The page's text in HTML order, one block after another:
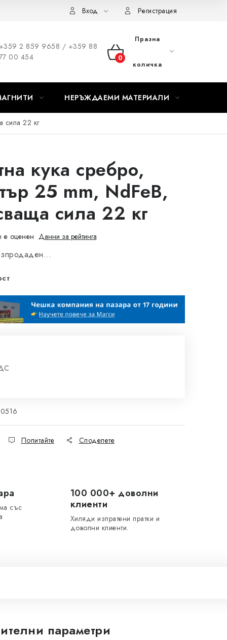
Вход Регистрация
2 859 9658 / +359 88
00 454
КОЛИЧКА
ПАЗАРУВАНЕ
Празна
количка
НЕРЪЖДАЕМИ МАТЕРИАЛИ
сила 22 кг
кука сребро,
25 mm, NdFeB,
сила 22 кг
е оценен Данни за рейтинга
Попитайте Споделете
със
100 000+ доволни
клиенти
Хиляди изпратени пратки и
доволни клиенти.
параметри